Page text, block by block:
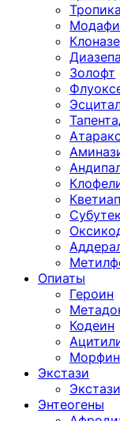
Золофт
Атаракс
Опиаты
Героин
Кодеин
Морфин
Экстази
Экстази
Энтеогены